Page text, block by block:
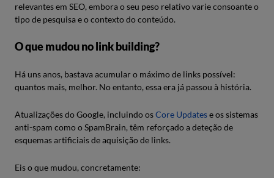
relevantes em SEO, embora o seu peso relativo varie consoante o
tipo de pesquisa e o contexto do conteúdo.
O que mudou no link building?
Há uns anos, bastava acumular o máximo de links possível:
quantos mais, melhor. No entanto, essa era já passou à história.
Atualizações do Google, incluindo osCore Updatese os sistemas
anti-spam como o SpamBrain, têm reforçado a deteção de
esquemas artificiais de aquisição de links.
Eis o que mudou, concretamente: